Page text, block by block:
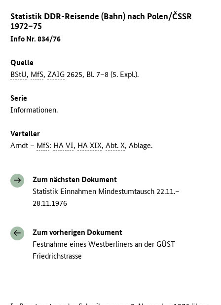
Statistik DDR-Reisende (Bahn) nach Polen/ČSSR
1972–75
Info Nr. 834/76
Quelle
BStU, MfS,ZAIG 2625, Bl. 7–8 (5. Expl.).
Serie
Informationen.
Verteiler
Arndt – MfS: HA VI, HA XIX,Abt. X, Ablage.
Zum nächsten Dokument
Statistik Einnahmen Mindestumtausch 22.11.–
28.11.1976
Zum vorherigen Dokument
Festnahme eines Westberliners an der GÜST
Friedrichstrasse